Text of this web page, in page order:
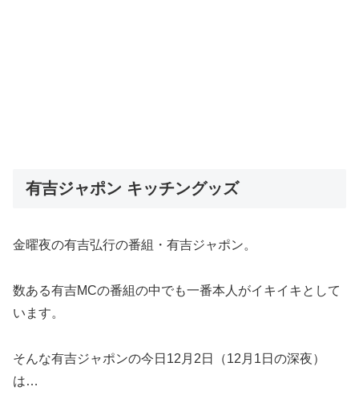
有吉ジャポン キッチングッズ
金曜夜の有吉弘行の番組・有吉ジャポン。
数ある有吉MCの番組の中でも一番本人がイキイキとして
います。
そんな有吉ジャポンの今日12月2日（12月1日の深夜）
は…